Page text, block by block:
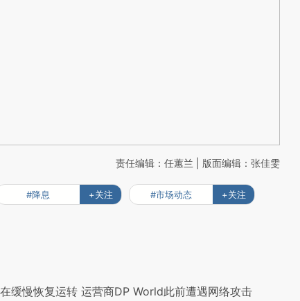
责任编辑：任蕙兰 | 版面编辑：张佳雯
#降息 +关注 #市场动态 +关注
缓慢恢复运转 运营商DP World此前遭遇网络攻击